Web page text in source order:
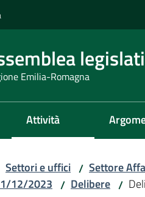
Emilia-Romagna
Attività
Settori e uffici / Settore
12/2023 / Delibere /